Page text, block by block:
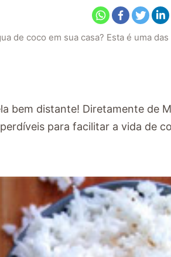
de coco em sua casa? Esta é uma
bem distante! Diretamente de
para facilitar a vida de